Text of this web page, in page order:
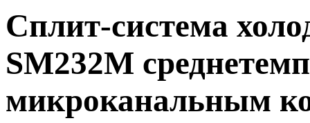
Сплит-система
SM232M
микроканальным